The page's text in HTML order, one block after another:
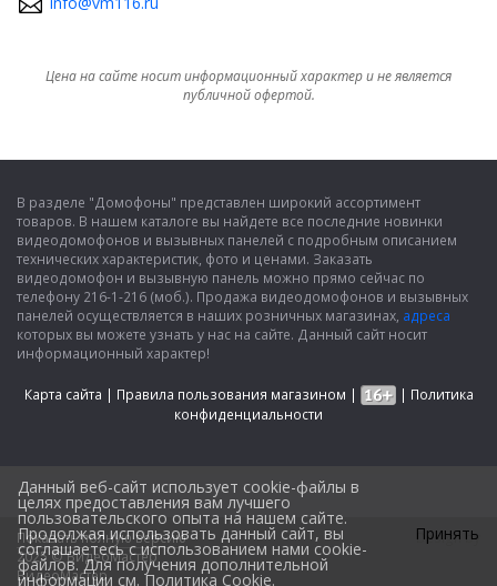
Цена на сайте носит информационный характер и не является
публичной офертой.
В разделе "Домофоны" представлен широкий ассортимент
товаров. В нашем каталоге вы найдете все последние новинки
видеодомофонов и вызывных панелей с подробным описанием
технических характеристик, фото и ценами. Заказать
видеодомофон и вызывную панель можно прямо сейчас по
телефону 216-1-216 (моб.). Продажа видеодомофонов и вызывных
панелей осуществляется в наших розничных магазинах, адреса
которых вы можете узнать у нас на сайте. Данный сайт носит
информационный характер!
Карта сайта | Правила пользования магазином | | Политика
конфиденциальности
Показать полную версию
2025 © ВидеоМастер
ВидеоМастер
Design by
Данный веб-сайт использует cookie-файлы в
целях предоставления вам лучшего
пользовательского опыта на нашем сайте.
Продолжая использовать данный сайт, вы
соглашаетесь с использованием нами cookie-
файлов. Для получения дополнительной
информации см.Политика Cookie.
Принять